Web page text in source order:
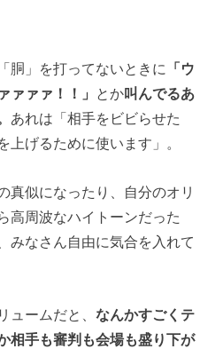
胴」を打ってないときに
「ウ
ァァァ！！」 とか叫んでるあ
あれは「相手をビビらせた
上げるために使います」。
真似になったり、自分のオリ
高周波なハイトーンだった
みなさん自由に気合を入れて
ュームだと、なんかすごくテ
相手も審判も会場も盛り下が